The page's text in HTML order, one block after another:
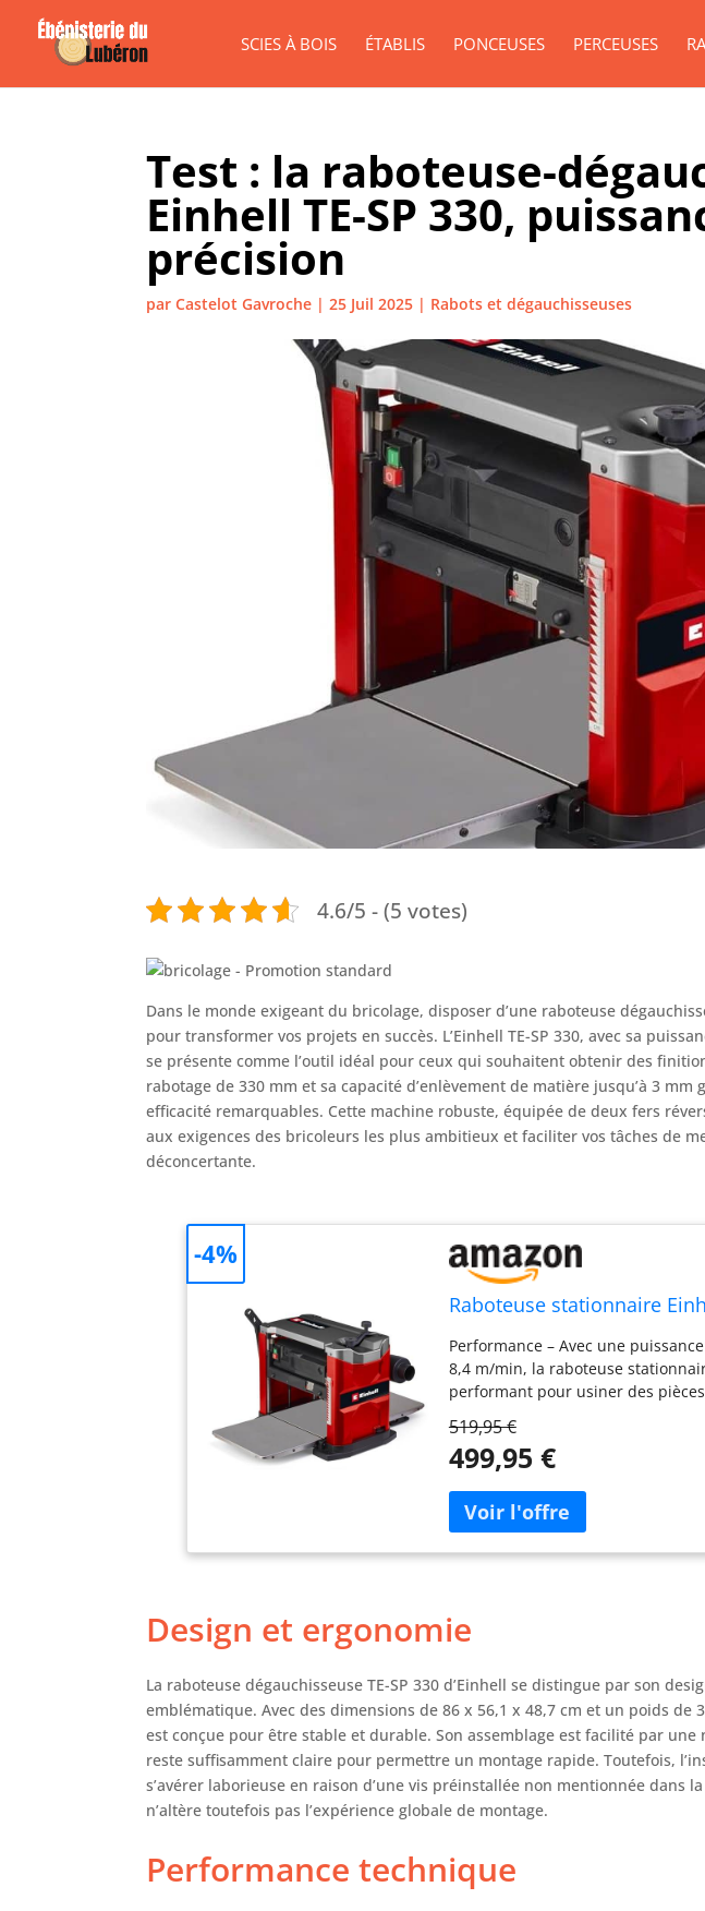
SCIES À BOIS ÉTABLIS PONCEUSES PERCEUSES
Test : la raboteuse-
Einhell TE-SP 330,
précision
parCastelot Gavroche |25 Juil 2025 | Rabots et dégauchisseuses
4.6/5 - (5 votes)
Dans le monde exigeant du bricolage, disposer d’une raboteuse
pour transformer vos projets en succès. L’Einhell TE-SP 330, avec sa
se présente comme l’outil idéal pour ceux qui souhaitent obtenir des
rabotage de 330 mm et sa capacité d’enlèvement de matière jusqu’à 3
efficacité remarquables. Cette machine robuste, équipée de deux fers
aux exigences des bricoleurs les plus ambitieux et faciliter vos tâches de
déconcertante.
Raboteuse stationnaire
Performance – Avec une
8,4 m/min, la raboteuse
performant pour usiner des
la raboteuse permet de raboter
petite à moyenne taille. Réglage
enlèvement de matière maximal
fers réversibles bien affûtés, la
des résultats parfaits pour des
toujours propre. Table de
d’entrée et de sortie s’ajuste avec
déclencheur à tension nulle
redémarrage involontaire de
courant.
519,95 €
499,95 €
-4%
Design et ergonomie
La raboteuse dégauchisseuse TE-SP 330 d’Einhell se distingue par son
emblématique. Avec des dimensions de 86 x 56,1 x 48,7 cm et un poids de
est conçue pour être stable et durable. Son assemblage est facilité par
reste suffisamment claire pour permettre un montage rapide. Toutefois,
s’avérer laborieuse en raison d’une vis préinstallée non mentionnée dans
n’altère toutefois pas l’expérience globale de montage.
Performance technique